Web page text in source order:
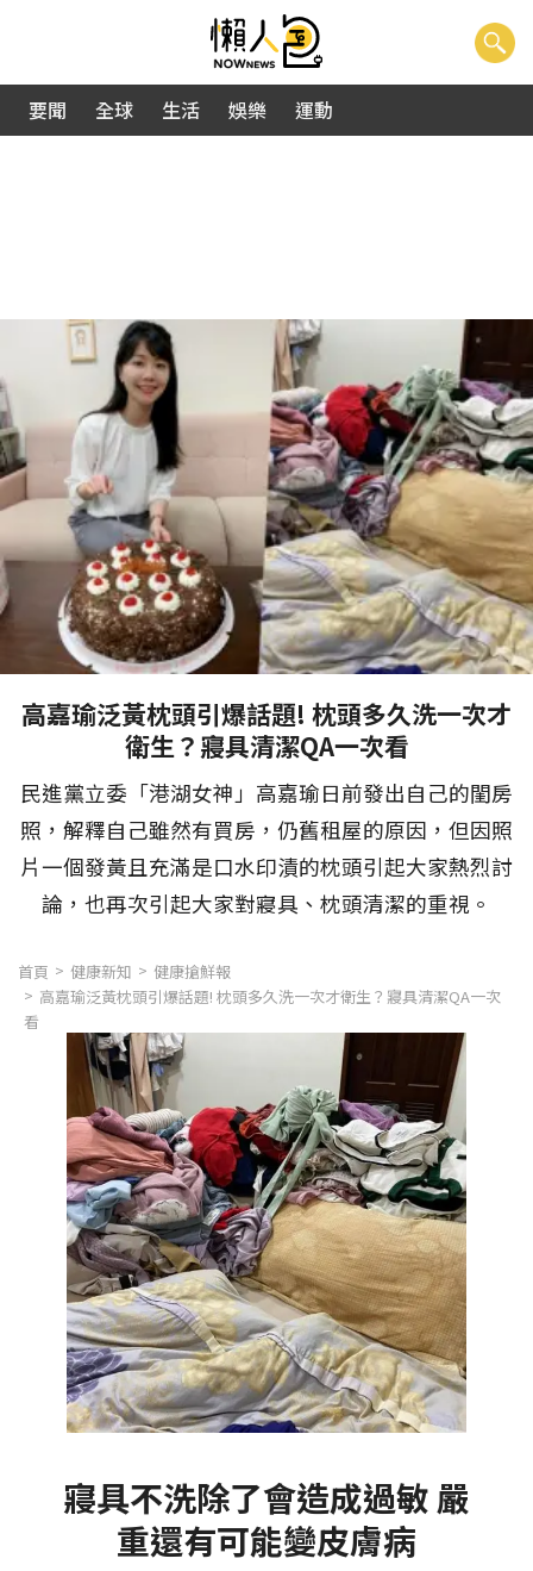
要聞 全球 生活 娛樂 運動
高嘉瑜泛黃枕頭引爆話題! 枕頭多久洗一次才
衛生？寢具清潔QA一次看
民進黨立委「港湖女神」高嘉瑜日前發出自己的閨房
照，解釋自己雖然有買房，仍舊租屋的原因，但因照
片一個發黃且充滿是口水印漬的枕頭引起大家熱烈討
論，也再次引起大家對寢具、枕頭清潔的重視。
首頁 健康新知
健康搶鮮報
高嘉瑜泛黃枕頭引爆話題! 枕頭多久洗一次才衛生？寢具清潔QA一次
看
寢具不洗除了會造成過敏 嚴
重還有可能變皮膚病